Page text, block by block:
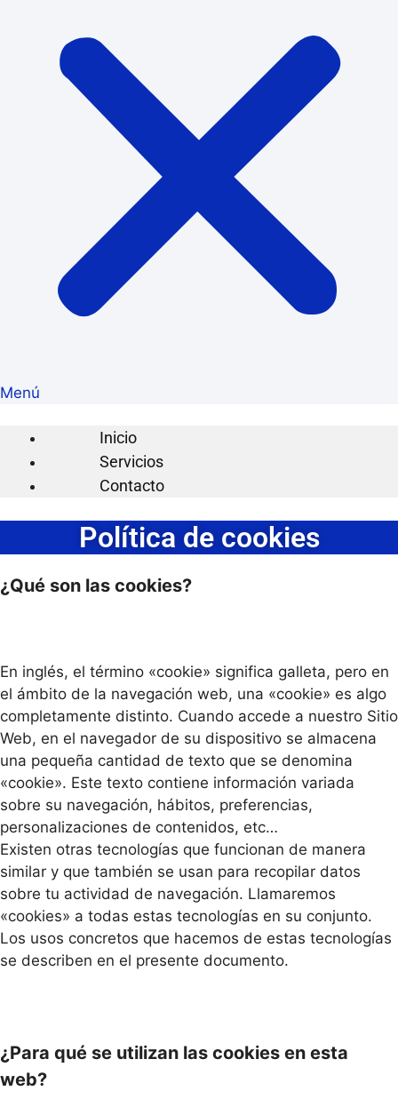
Menú
Inicio
Servicios
Contacto
Política de cookies
¿Qué son las cookies?
En inglés, el término «cookie» significa galleta, pero en
el ámbito de la navegación web, una «cookie» es algo
completamente distinto. Cuando accede a nuestro Sitio
Web, en el navegador de su dispositivo se almacena
una pequeña cantidad de texto que se denomina
«cookie». Este texto contiene información variada
sobre su navegación, hábitos, preferencias,
personalizaciones de contenidos, etc…
Existen otras tecnologías que funcionan de manera
similar y que también se usan para recopilar datos
sobre tu actividad de navegación. Llamaremos
«cookies» a todas estas tecnologías en su conjunto.
Los usos concretos que hacemos de estas tecnologías
se describen en el presente documento.
¿Para qué se utilizan las cookies en esta
web?